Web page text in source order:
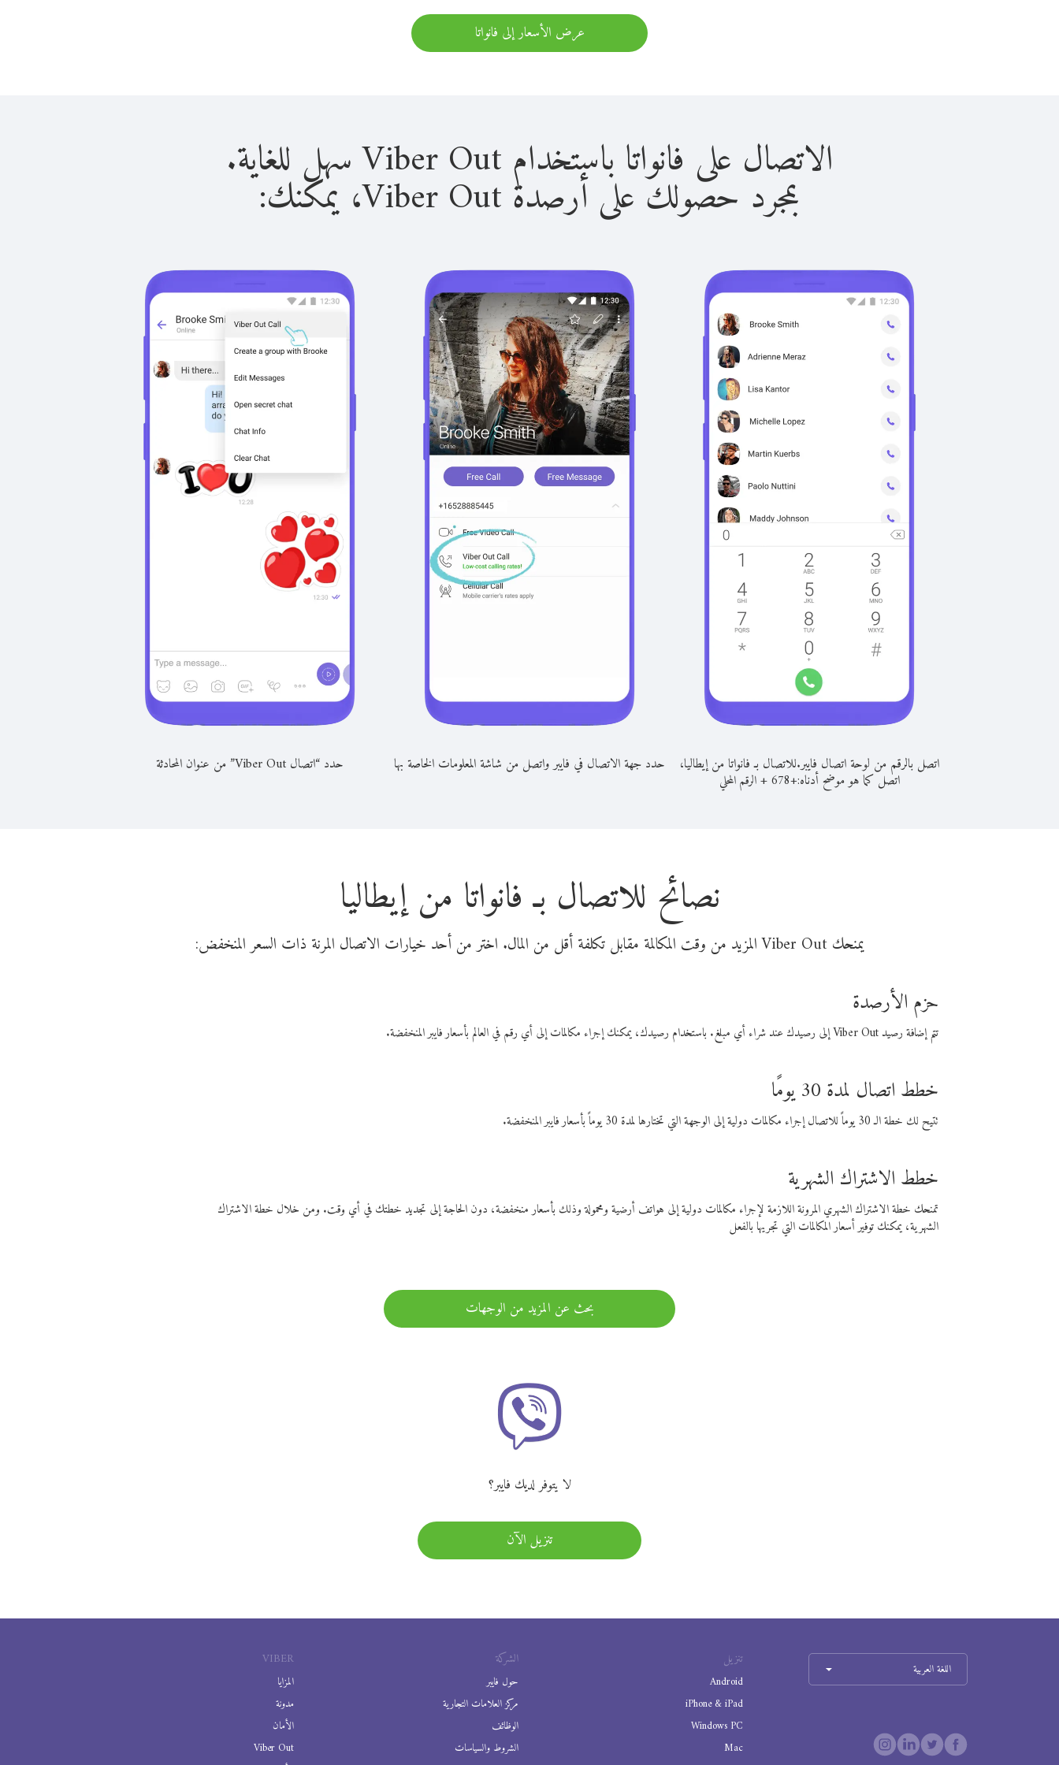
عرض الأسعار إلى فانواتا
الاتصال على فانواتا باستخدام Viber Out سهل للغاية.
بمجرد حصولك على أرصدة Viber Out، يمكنك:
اتصل بالرقم من لوحة اتصال فايبر.للاتصال بـ فانواتا من إيطاليا،
اتصل كما هو موضح أدناه:+
678
+الرقم المحلي
حدد جهة الاتصال في فايبر واتصل من شاشة المعلومات الخاصة بها حدد “اتصال Viber Out” من عنوان المحادثة
نصائح للاتصال بـ فانواتا من إيطاليا
يمنحك Viber Out المزيد من وقت المكالمة مقابل تكلفة أقل من المال. اختر من أحد خيارات الاتصال المرنة ذات السعر المنخفض:
حزم الأرصدة
تتم إضافة رصيد Viber Out إلى رصيدك عند شراء أي مبلغ. باستخدام رصيدك، يمكنك إجراء مكالمات إلى أي رقم في العالم بأسعار فايبر المنخفضة.
خطط اتصال لمدة 30 يومًا
تتيح لك خطة الـ 30 يوماً للاتصال إجراء مكالمات دولية إلى الوجهة التي تختارها لمدة 30 يوماً بأسعار فايبر المنخفضة.
خطط الاشتراك الشهرية
تمنحك خطة الاشتراك الشهري المرونة اللازمة لإجراء مكالمات دولية إلى هواتف أرضية ومحمولة وذلك بأسعار منخفضة، دون الحاجة إلى تجديد خطتك في أي وقت. ومن خلال خطة الاشتراك
الشهرية، يمكنك توفير أسعار المكالمات التي تجريها بالفعل
بحث عن المزيد من الوجهات
لا يتوفر لديك فايبر؟
تنزيل الآن
VIBER
المزايا
مدونة
الأمان
Viber Out
الشركة
حول فايبر
مركز العلامات التجارية
الوظائف
الشروط والسياسات
تنزيل
Android
iPhone & iPad
Windows PC
Mac
اللغة العربية